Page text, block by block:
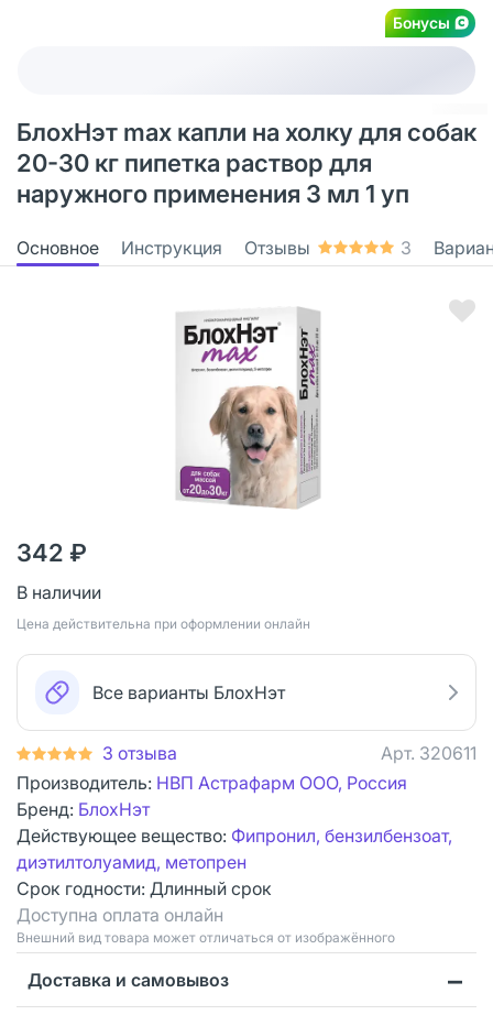
Бонусы
БлохНэт max капли на холку для собак
20-30 кг пипетка раствор для
наружного применения 3 мл 1 уп
Основное Инструкция Отзывы 3
342 ₽
В наличии
Цена действительна при оформлении онлайн
Все варианты БлохНэт
3 отзыва Арт. 320611
Производитель: НВП Астрафарм ООО, Россия
Бренд: БлохНэт
Действующее вещество: Фипронил, бензилбензоат,
диэтилтолуамид, метопрен
Срок годности: Длинный срок
Доступна оплата онлайн
Bнешний вид товара может отличаться от изображённого
Доставка и самовывоз